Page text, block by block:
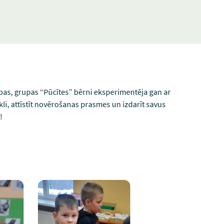
grupas “Pūcītes” bērni eksperimentēja gan ar
attīstīt novērošanas prasmes un izdarīt savus